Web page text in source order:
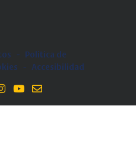
-
Politica de
- Accesibilidad